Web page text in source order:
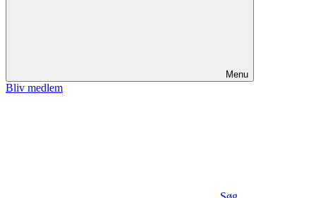
Menu
Bliv medlem